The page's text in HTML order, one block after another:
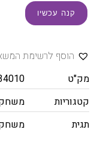
קנה עכשיו
הוסף לרשימת
מק"ט
קטגוריות
תגית